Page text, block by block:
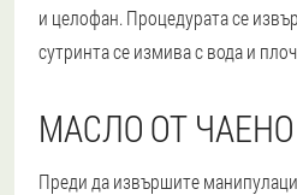
и целофан. Процедурата се
сутринта се измива с вода и
МАСЛО ОТ
Преди да извършите